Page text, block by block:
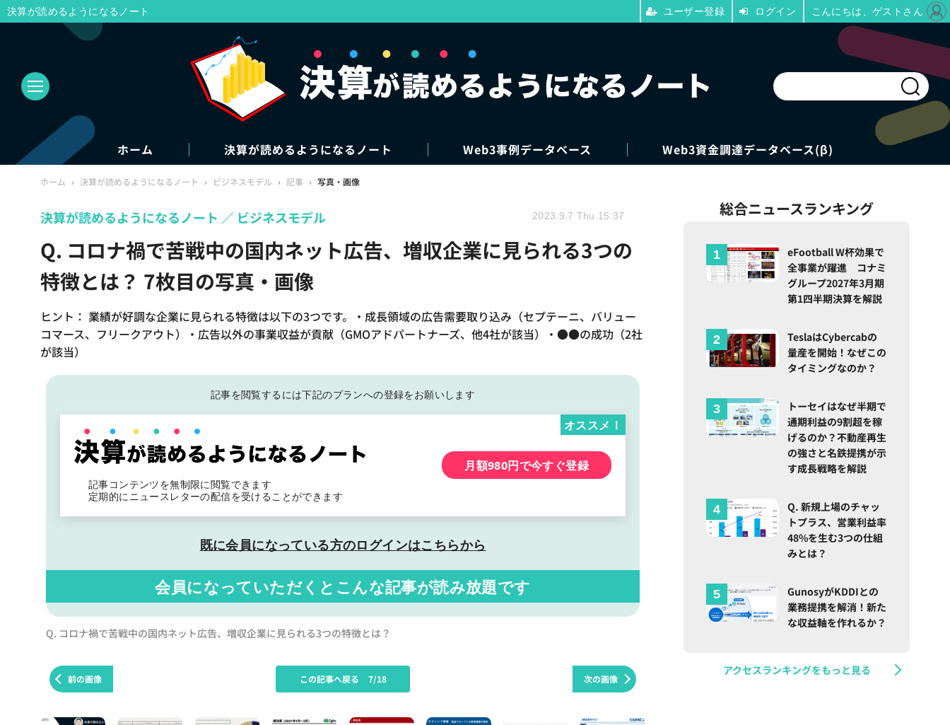
ホーム 決算が読めるようになるノート Web3事例データベース Web3資金調達データベース(β)
ホーム › 決算が読めるようになるノート › ビジネスモデル › 記事 › 写真・画像
Q. コロナ禍で苦戦中の国内ネット広告、増収企業に見られる3つの
特徴とは？ 7枚目の写真・画像
ヒント： 業績が好調な企業に見られる特徴は以下の3つです。・成長領域の広告需要取り込み（セプテーニ、バリュー
コマース、フリークアウト）・広告以外の事業収益が貢献（GMOアドパートナーズ、他4社が該当）・●●の成功（2社
が該当）
決算が読めるようになるノート ビジネスモデル 2023.9.7 Thu 15:37
記事を閲覧するには下記のプランへの登録をお願いします
記事コンテンツを無制限に閲覧できます
定期的にニュースレターの配信を受けることができます
オススメ！
月額980円で今すぐ登録
既に会員になっている方のログインはこちらから
会員になっていただくと こんな記事が読み放題です
Q. コロナ禍で苦戦中の国内ネット広告、増収企業に見られる3つの特徴とは？
前の画像 次の画像
この記事へ戻る 7/18
総合ニュースランキング
eFootball W杯効果で
全事業が躍進 コナミ
グループ2027年3月期
第1四半期決算を解説
TeslaはCybercabの
量産を開始！なぜこの
タイミングなのか？
トーセイはなぜ半期で
通期利益の9割超を稼
げるのか？不動産再生
の強さと名鉄提携が示
す成長戦略を解説
Q. 新規上場のチャッ
トプラス、営業利益率
48%を生む3つの仕組
みとは？
GunosyがKDDIとの
業務提携を解消！新た
な収益軸を作れるか？
アクセスランキングをもっと見る
決算が読めるようになるノート ユーザー登録 ログイン こんにちは、ゲストさん